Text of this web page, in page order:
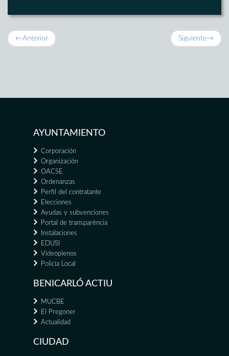
←Anterior Siguiente→
AYUNTAMIENTO
Corporación
Organización
OACSE
Ordenanzas
Perfil del contratante
Elecciones
Ayudas y subvenciones
Portal de transparència
Instalaciones
EDUSI
Videoplenos
Policía Local
BENICARLÓ ACTIU
MUCBE
El Pregoner
Actualidad
CIUDAD